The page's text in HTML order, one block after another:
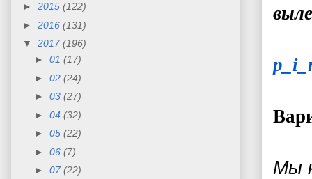
Мы
► 2015 (122)
► 2016 (131)
▼ 2017 (196)
► 01 (17)
► 02 (24)
► 03 (27)
► 04 (32)
► 05 (22)
► 06 (7)
► 07 (22)